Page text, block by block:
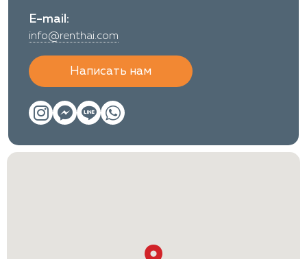
E-mail:
info@renthai.com
Написать нам